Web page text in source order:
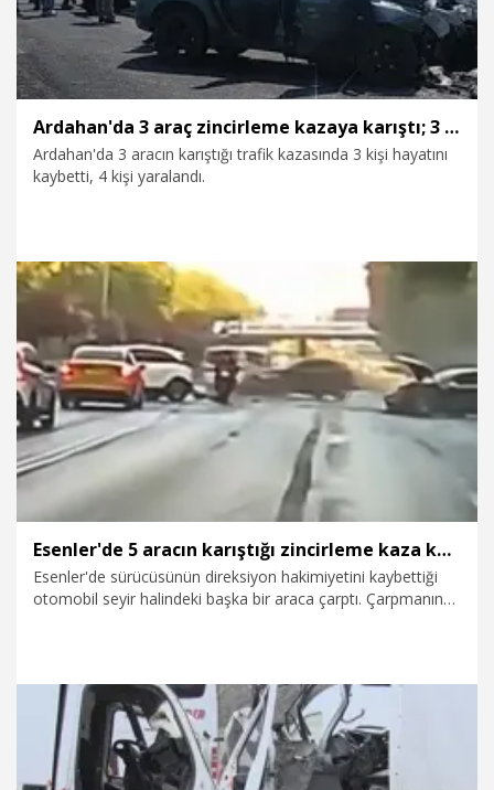
Ardahan'da 3 araç zincirleme kazaya karıştı; 3 ölü, 4 yaralı
Ardahan'da 3 aracın karıştığı trafik kazasında 3 kişi hayatını
kaybetti, 4 kişi yaralandı.
23.07.2026 Gündem
Esenler'de 5 aracın karıştığı zincirleme kaza kamerada: 3 yaralı
Esenler'de sürücüsünün direksiyon hakimiyetini kaybettiği
otomobil seyir halindeki başka bir araca çarptı. Çarpmanın
müdahalelerinin ardından ambulansla hastaneye kaldırılırken
kaza anı araç kamerasına yansıdı.
19.07.2026 Gündem